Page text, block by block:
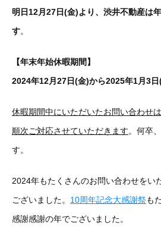
明日12月27日(金)より、渋井不動産は
す。
【年末年始休暇期間】
2024年12月27日(金)から2025年1月3
休暇期間中にいただいたお問い合わせ
順次ご対応させていただきます。何卒
す。
2024年もたくさんのお問い合わせをい
ございました。 10周年記念大感謝祭も
感謝感謝の年でございました。